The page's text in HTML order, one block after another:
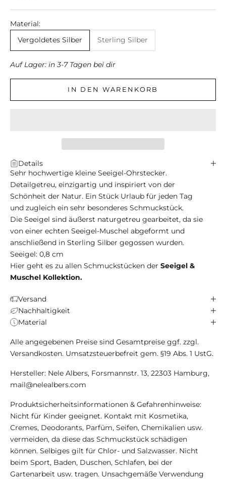
Material:
Vergoldetes Silber
Sterling Silber
Auf Lager: in 3-7 Tagen bei dir
IN DEN WARENKORB
Details
Sehr hochwertige kleine Seeigel-Ohrstecker.
Detailgetreu, einzigartig und inspiriert von der
Schönheit der Natur. Ein Stück Urlaub für jeden Tag
und zugleich ein sehr besonderes Schmuckstück.
Die Seeigel sind äußerst naturgetreu gearbeitet, da sie
von einer echten Seeigel-Muschel abgeformt und
anschließend in Sterling Silber gegossen wurden.
Seeigel: 0,8 cm
Hier geht es zu allen Schmuckstücken der Seeigel &
Muschel Kollektion.
Versand
Nachhaltigkeit
Material
Alle angegebenen Preise sind Gesamtpreise ggf. zzgl.
Versandkosten. Umsatzsteuerbefreit gem. §19 Abs. 1 UstG.
Hersteller: Nele Albers, Forsmannstr. 13, 22303 Hamburg,
mail@nelealbers.com
Produktsicherheitsinformationen & Gefahrenhinweise:
Nicht für Kinder geeignet. Kontakt mit Kosmetika,
Cremes, Deodorants, Parfüm, Seifen, Chemikalien usw.
vermeiden, da diese das Schmuckstück schädigen
können. Selbiges gilt für Chlor- und Salzwasser. Nicht
beim Sport, Baden, Duschen, Schlafen, bei der
Gartenarbeit usw. tragen. Unsachgemäße Verwendung